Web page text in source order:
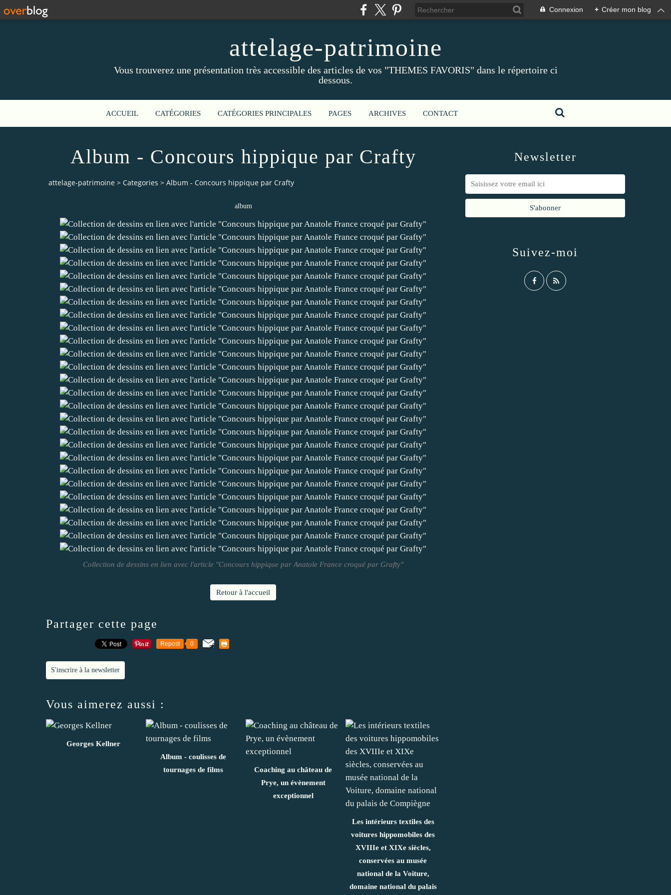
Connexion + Créer mon blog
attelage-patrimoine
Vous trouverez une présentation très accessible des articles de vos "THEMES FAVORIS" dans le répertoire ci
dessous.
ACCUEIL CATÉGORIES CATÉGORIES PRINCIPALES PAGES ARCHIVES CONTACT
Album - Concours hippique par Crafty
attelage-patrimoine > Categories > Album - Concours hippique par Crafty
album
Collection de dessins en lien avec l'article "Concours hippique par Anatole France croqué par Grafty"
Retour à l'accueil
Partager cette page
Repost 0
S'inscrire à la newsletter
Vous aimerez aussi :
Georges Kellner
Album - coulisses de
tournages de films
Coaching au château de
Prye, un évènement
exceptionnel
Les intérieurs textiles des
voitures hippomobiles des
XVIIIe et XIXe siècles,
conservées au musée
national de la Voiture,
domaine national du palais
Newsletter
Suivez-moi